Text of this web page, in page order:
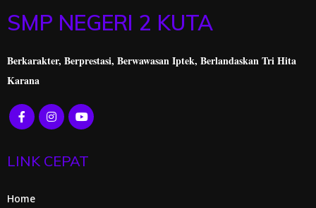
SMP NEGERI 2 KUTA
Berkarakter, Berprestasi, Berwawasan Iptek, Berlandaskan Tri Hita
Karana
LINK CEPAT
Home